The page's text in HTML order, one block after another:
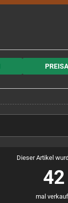
Dieser Artikel
42
mal